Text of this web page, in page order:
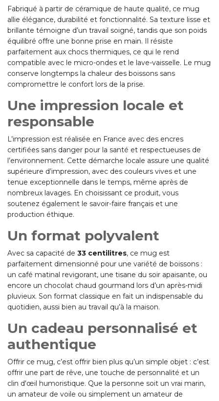
Fabriqué à partir de céramique de haute qualité, ce mug
allie élégance, durabilité et fonctionnalité. Sa texture lisse et
brillante témoigne d’un travail soigné, tandis que son poids
équilibré offre une bonne prise en main. Il résiste
parfaitement aux chocs thermiques, ce qui le rend
compatible avec le micro-ondes et le lave-vaisselle. Le mug
conserve longtemps la chaleur des boissons sans
compromettre le confort lors de la prise.
Une impression locale et
responsable
L’impression est réalisée en France avec des encres
certifiées sans danger pour la santé et respectueuses de
l’environnement. Cette démarche locale assure une qualité
supérieure d’impression, avec des couleurs vives et une
tenue exceptionnelle dans le temps, même après de
nombreux lavages. En choisissant ce produit, vous
soutenez également le savoir-faire français et une
production éthique.
Un format polyvalent
Avec sa capacité de 33 centilitres, ce mug est
parfaitement dimensionné pour une variété de boissons :
un café matinal revigorant, une tisane du soir apaisante, ou
encore un chocolat chaud gourmand lors d’un après-midi
pluvieux. Son format classique en fait un indispensable du
quotidien, aussi bien au travail qu’à la maison.
Un cadeau personnalisé et
authentique
Offrir ce mug, c’est offrir bien plus qu’un simple objet : c’est
offrir une part de rêve, une touche de personnalité et un
clin d'œil humoristique. Que la personne soit un vrai marin,
un amateur de voile ou simplement un amateur de